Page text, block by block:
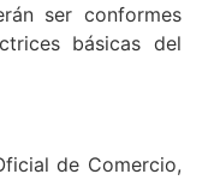
ser conformes
básicas del
de Comercio,